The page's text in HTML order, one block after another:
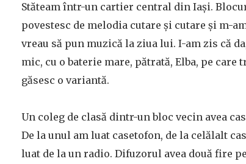
Stăteam într-un cartier central din Iași.
povestesc de melodia cutare și cutare și m-
vreau să pun muzică la ziua lui. I-am zis că
mic, cu o baterie mare, pătrată, Elba, pe
găsesc o variantă.
Un coleg de clasă dintr-un bloc vecin avea
De la unul am luat casetofon, de la celălalt
luat de la un radio. Difuzorul avea două fire